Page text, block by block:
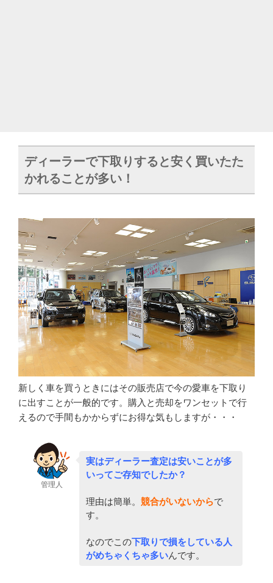
ディーラーで下取りすると安く買いたた
かれることが多い！
新しく車を買うときにはその販売店で今の愛車を下取り
に出すことが一般的です。購入と売却をワンセットで行
えるので手間もかからずにお得な気もしますが・・・
管理人
実はディーラー査定は安いことが多
いってご存知でしたか？
理由は簡単。 競合がいないからで
す。
なのでこの下取りで損をしている人
がめちゃくちゃ多いんです。